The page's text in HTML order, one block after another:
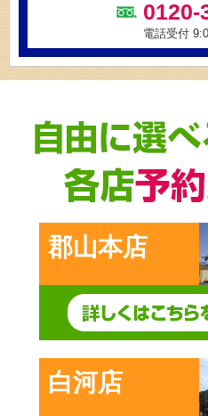
0120-
電話受付
郡山本店
白河店